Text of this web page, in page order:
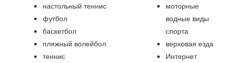
настольный теннис
футбол
баскетбол
пляжный волейбол
теннис
моторные
водные виды
спорта
верховая езда
Интернет